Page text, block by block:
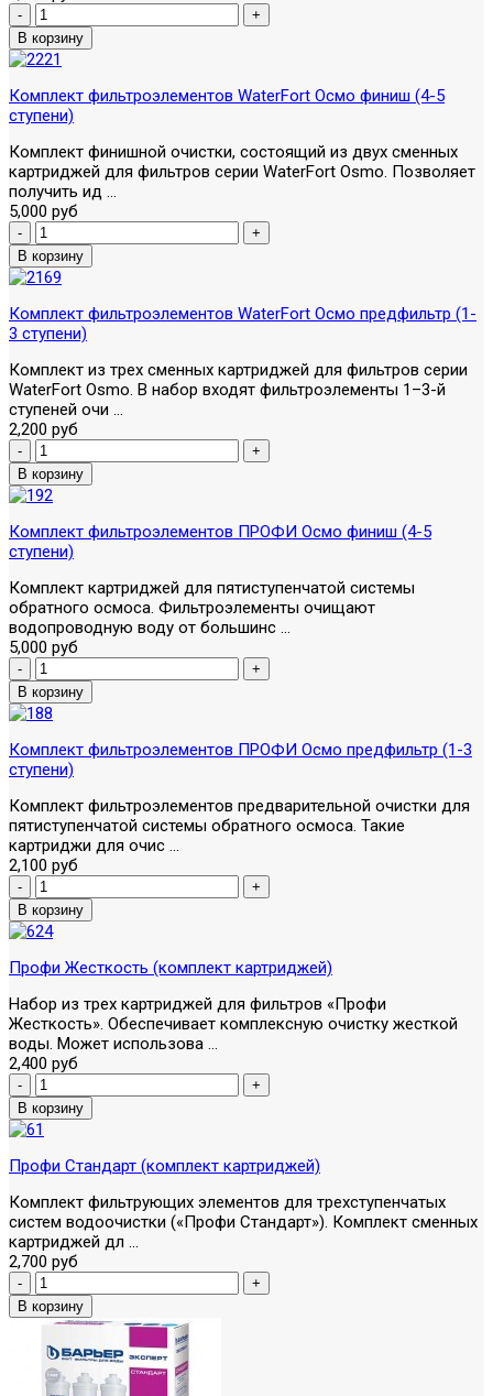
Комплект фильтроэлементов WaterFort Осмо финиш (4-5
ступени)
Комплект финишной очистки, состоящий из двух сменных
картриджей для фильтров серии WaterFort Osmo. Позволяет
получить ид ...
5,000 руб
Комплект фильтроэлементов WaterFort Осмо предфильтр (1-
3 ступени)
Комплект из трех сменных картриджей для фильтров серии
WaterFort Osmo. В набор входят фильтроэлементы 1–3-й
ступеней очи ...
2,200 руб
Комплект фильтроэлементов ПРОФИ Осмо финиш (4-5
ступени)
Комплект картриджей для пятиступенчатой системы
обратного осмоса. Фильтроэлементы очищают
водопроводную воду от большинс ...
5,000 руб
Комплект фильтроэлементов ПРОФИ Осмо предфильтр (1-3
ступени)
Комплект фильтроэлементов предварительной очистки для
пятиступенчатой системы обратного осмоса. Такие
картриджи для очис ...
2,100 руб
Профи Жесткость (комплект картриджей)
Набор из трех картриджей для фильтров «Профи
Жесткость». Обеспечивает комплексную очистку жесткой
воды. Может использова ...
2,400 руб
Профи Стандарт (комплект картриджей)
Комплект фильтрующих элементов для трехступенчатых
систем водоочистки («Профи Стандарт»). Комплект сменных
картриджей дл ...
2,700 руб